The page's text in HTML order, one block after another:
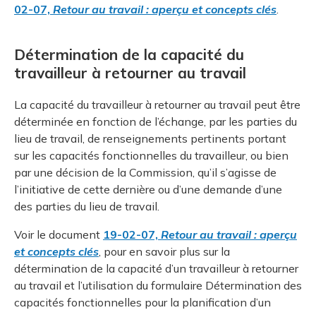
02-07, Retour au travail : aperçu et concepts clés
Détermination de la capacité du
travailleur à retourner au travail
La capacité du travailleur à retourner au travail peut être
déterminée en fonction de l’échange, par les parties du
lieu de travail, de renseignements pertinents portant
sur les capacités fonctionnelles du travailleur, ou bien
par une décision de la Commission, qu’il s’agisse de
l’initiative de cette dernière ou d’une demande d’une
des parties du lieu de travail.
Voir le document 19-02-07, Retour au travail : aperçu
et concepts clés , pour en savoir plus sur la
détermination de la capacité d’un travailleur à retourner
au travail et l’utilisation du formulaire Détermination des
capacités fonctionnelles pour la planification d’un